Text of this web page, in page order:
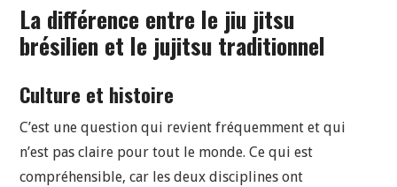
La différence entre le jiu jitsu
brésilien et le jujitsu traditionnel
Culture et histoire
C’est une question qui revient fréquemment et qui
n’est pas claire pour tout le monde. Ce qui est
compréhensible, car les deux disciplines ont